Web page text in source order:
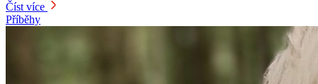
Číst více
Příběhy